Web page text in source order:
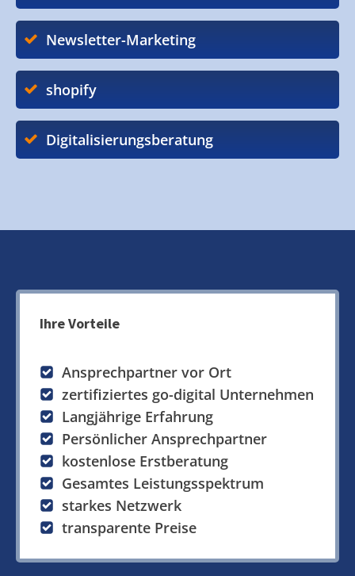
Newsletter-Marketing
shopify
Digitalisierungsberatung
Ihre Vorteile
Ansprechpartner vor Ort
zertifiziertes go-digital Unternehmen
Langjährige Erfahrung
Persönlicher Ansprechpartner
kostenlose Erstberatung
Gesamtes Leistungsspektrum
starkes Netzwerk
transparente Preise